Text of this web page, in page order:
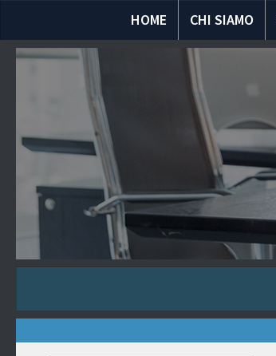
HOME CHI SIAMO